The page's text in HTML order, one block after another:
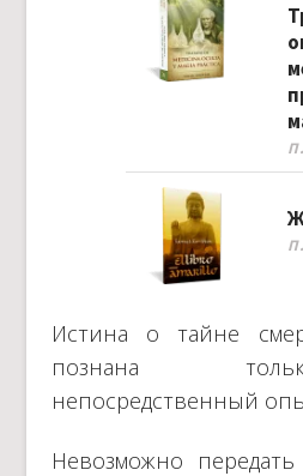
Истина о тайне
познана
непосредственный
Невозможно